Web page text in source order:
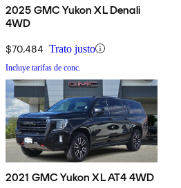
2025 GMC Yukon XL Denali
4WD
$70,484 Trato justo
Incluye tarifas de conc.
2021 GMC Yukon XL AT4 4WD